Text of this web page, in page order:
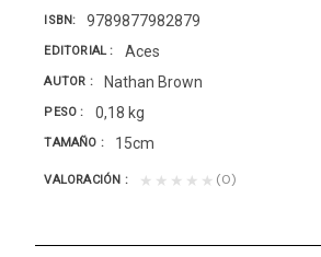
ISBN 9789877982879
EDITORIAL Aces
AUTOR Nathan Brown
PESO 0,18 kg
TAMAÑO 15cm
VALORACIÓN ★★★★★ (0)